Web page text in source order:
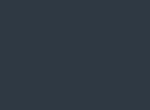
твердотельных
перегреве -